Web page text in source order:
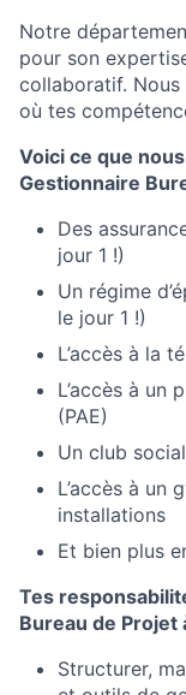
Notre
pour son
collaboratif. Nous
où tes
Voici ce que
Gestionnaire
Des
jour 1 !)
Un régime
le jour 1 !)
L’accès à la
L’accès à un
(PAE)
Un club
L’accès à un
installations
Et bien plus
Tes
Bureau de Projet
Structurer,